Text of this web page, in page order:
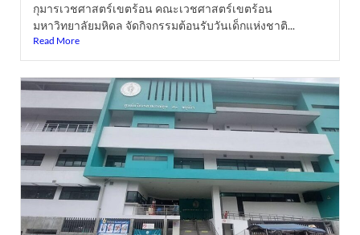
กุมารเวชศาสตร์เขตร้อน คณะเวชศาสตร์เขตร้อน
มหาวิทยาลัยมหิดล จัดกิจกรรมต้อนรับวันเด็กแห่งชาติ...
Read More